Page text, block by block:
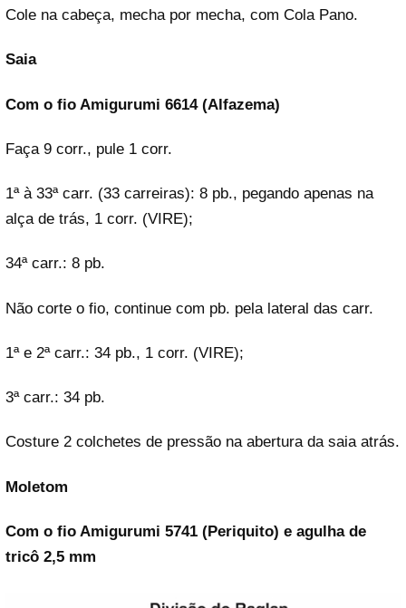
Cole na cabeça, mecha por mecha, com Cola Pano.
Saia
Com o fio Amigurumi 6614 (Alfazema)
Faça 9 corr., pule 1 corr.
1ª à 33ª carr. (33 carreiras): 8 pb., pegando apenas na
alça de trás, 1 corr. (VIRE);
34ª carr.: 8 pb.
Não corte o fio, continue com pb. pela lateral das carr.
1ª e 2ª carr.: 34 pb., 1 corr. (VIRE);
3ª carr.: 34 pb.
Costure 2 colchetes de pressão na abertura da saia atrás.
Moletom
Com o fio Amigurumi 5741 (Periquito) e agulha de
tricô 2,5 mm